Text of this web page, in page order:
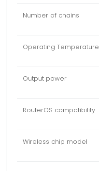
Number of chains
Operating Temperature
Output power
RouterOS compatibility
Wireless chip model